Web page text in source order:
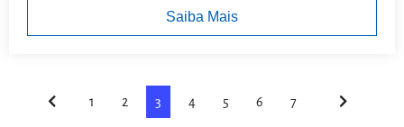
Saiba Mais
1 2 3 4 5 6 7